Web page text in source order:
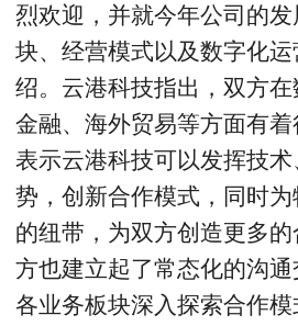
烈欢迎，并就今年公司的
块、经营模式以及数字化
绍。云港科技指出，双方在
金融、海外贸易等方面有
表示云港科技可以发挥技
势，创新合作模式，同时
的纽带，为双方创造更多
方也建立起了常态化的沟
各业务板块深入探索合作